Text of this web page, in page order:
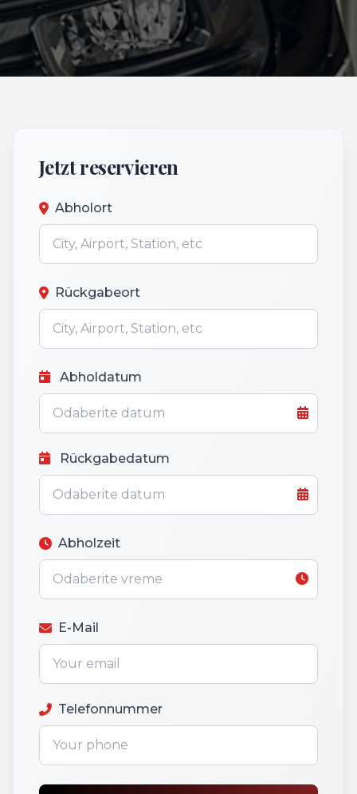
Jetzt reservieren
Abholort
Rückgabeort
Abholdatum
Rückgabedatum
Abholzeit
E-Mail
Telefonnummer